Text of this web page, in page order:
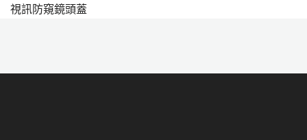
視訊防窺鏡頭蓋